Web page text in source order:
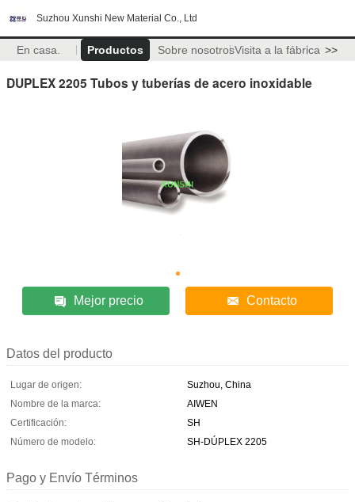
Suzhou Xunshi New Material Co., Ltd
En casa. Productos Sobre nosotrosVisita a la fábrica >>
DUPLEX 2205 Tubos y tuberías de acero inoxidable
Mejor precio Contacto
Datos del producto
Lugar de origen:
Suzhou, China
Nombre de la marca:
AIWEN
Certificación:
SH
Número de modelo:
SH-DÚPLEX 2205
Pago y Envío Términos